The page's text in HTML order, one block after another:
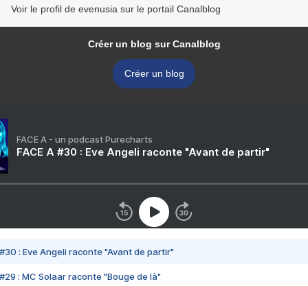
Voir le profil de evenusia sur le portail Canalblog
Créer un blog sur Canalblog
Créer un blog
FACE A - un podcast Purecharts
FACE A #30 : Eve Angeli raconte "Avant de partir"
#30 : Eve Angeli raconte "Avant de partir"
#29 : MC Solaar raconte "Bouge de là"